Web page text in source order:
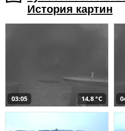
История картин
03:05 14,8 °C